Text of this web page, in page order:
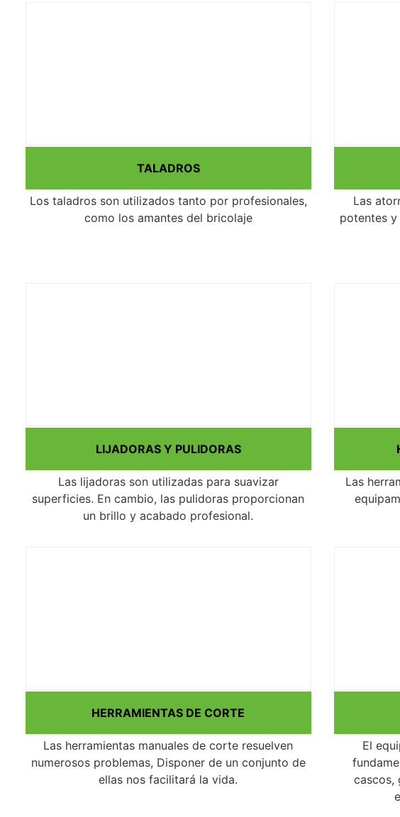
TALADROS
Los taladros son utilizados tanto por profesionales,
como los amantes del bricolaje
Las
potentes
LIJADORAS Y PULIDORAS
Las lijadoras son utilizadas para suavizar
superficies. En cambio, las pulidoras proporcionan
un brillo y acabado profesional.
Las
HERRAMIENTAS DE CORTE
Las herramientas manuales de corte resuelven
numerosos problemas, Disponer de un conjunto de
ellas nos facilitará la vida.
El
cascos,